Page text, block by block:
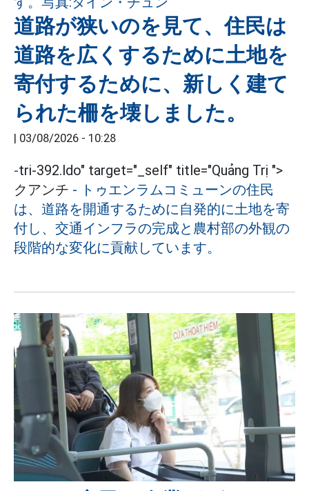
道路が狭いのを見て、住民は
道路を広くするために土地を
寄付するために、新しく建て
られた柵を壊しました。
03/08/2026 - 10:28
-tri-392.ldo" target="_self" title="Quảng Trị ">
クアンチ - トゥエンラムコミューンの住民
は、道路を開通するために自発的に土地を寄
付し、交通インフラの完成と農村部の外観の
段階的な変化に貢献しています。